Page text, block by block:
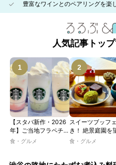
豊富なワインとのペアリングを楽
人気記事トッ
【スタバ新作・2026
年】ご当地フラペチー
ノが新登場！ 地域と
食・グルメ
スイーツブッフ
き！ 絶景庭園を
ホテルレストラン
食・グルメ